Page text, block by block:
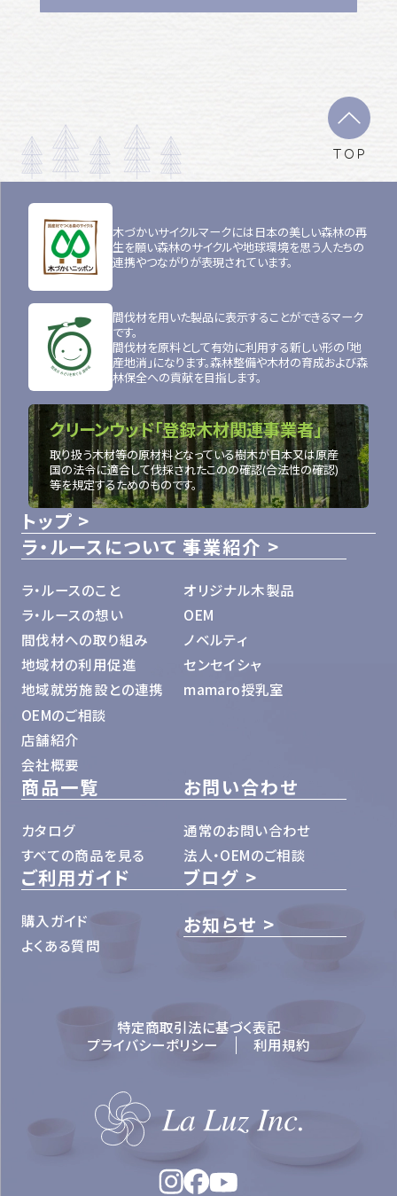
TOP
トップ
ラ・ルースについて
ラ・ルースのこと
ラ・ルースの想い
間伐材への取り組み
地域材の利用促進
地域就労施設との連携
OEMのご相談
店舗紹介
会社概要
事業紹介
オリジナル木製品
OEM
ノベルティ
センセイシャ
mamaro授乳室
商品一覧
カタログ
すべての商品を見る
お問い合わせ
通常のお問い合わせ
法人・OEMのご相談
ご利用ガイド
購入ガイド
よくある質問
ブログ
お知らせ
木づかいサイクルマークには日本の美しい森林の再
生を願い森林のサイクルや地球環境を思う人たちの
連携やつながりが表現されています。
間伐材を用いた製品に表示することができるマーク
です。
間伐材を原料として有効に利用する新しい形の「地
産地消」になります。森林整備や木材の育成および森
林保全への貢献を目指します。
クリーンウッド「登録木材関連事業者」
取り扱う木材等の原材料となっている樹木が日本又は原産
国の法令に適合して伐採されたこのの確認(合法性の確認)
等を規定するためのものです。
特定商取引法に基づく表記
プライバシーポリシー
利用規約